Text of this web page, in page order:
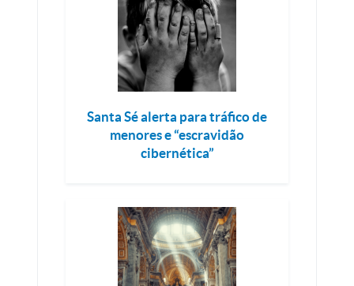
Santa Sé alerta para tráfico de
menores e “escravidão
cibernética”